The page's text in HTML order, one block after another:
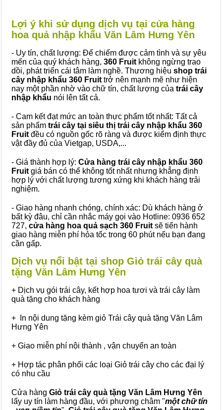
Lợi ý khi sử dụng dịch vụ tại cửa hàng
hoa quả nhập khẩu Văn Lâm Hưng Yên
- Uy tín, chất lượng: Để chiếm được cảm tình và sự yêu
mến của quý khách hàng, 360 Fruit không ngừng trao
dồi, phát triển cái tâm làm nghề. Thương hiệu shop trái
cây nhập khẩu 360 Fruit trở nên mạnh mẽ như hiện
nay một phần nhờ vào chữ tín, chất lượng của trái cây
nhập khẩu nói lên tất cả.
- Cam kết đạt mức an toàn thực phẩm tốt nhất: Tất cả
sản phẩm trái cây tại siêu thị trái cây nhập khẩu 360
Fruit đều có nguồn gốc rõ ràng và được kiểm định thực
vật đầy đủ của Vietgap, USDA,...
- Giá thành hợp lý: Cửa hàng trái cây nhập khẩu 360
Fruit giá bán có thể không tốt nhất nhưng khẳng định
hợp lý với chất lượng tương xứng khi khách hàng trải
nghiệm.
- Giao hàng nhanh chóng, chính xác: Dù khách hàng ở
bất kỳ đâu, chỉ cần nhắc máy gọi vào Hotline: 0936 652
727, cửa hàng hoa quả sạch 360 Fruit sẽ tiến hành
giao hàng miễn phí hỏa tốc trong 60 phút nếu bạn đang
cần gấp.
Dịch vụ nổi bật tại shop Giỏ trái cây quà
tặng Văn Lâm Hưng Yên
+ Dịch vụ gói trái cây, kết hợp hoa tươi và trái cây làm
quà tặng cho khách hàng
+ In nội dung tặng kèm giỏ Trái cây quà tặng Văn Lâm
Hưng Yên
+ Giao miễn phí nội thành , vận chuyển an toàn
+ Hợp tác phân phối các loại Giỏ trái cây cho các đại lý
có nhu cầu
Cửa hàng Giỏ trái cây quà tặng Văn Lâm Hưng Yên
lấy uy tín làm hàng đầu, với phương châm "một chữ tín